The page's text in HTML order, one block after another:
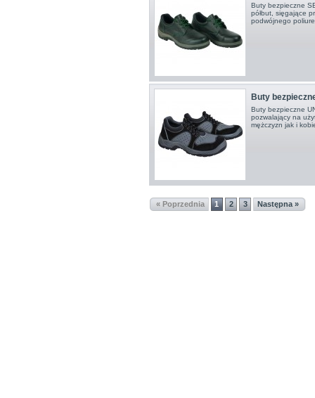
Buty bezpieczne
półbut, sięgające
podwójnego
Buty
Buty bezpieczne
pozwalający na
mężczyzn jak i
« Poprzednia 1 2 3 Następna »